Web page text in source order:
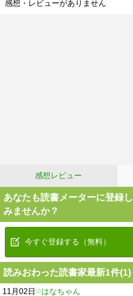
感想・レビューがありません
感想レビュー
あなたも読書メーターに登録
みませんか？
今すぐ登録する（無料）
読みおわった読書家最新1件(1)
11月02日 はなちゃん